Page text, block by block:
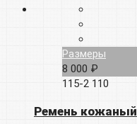
Размеры
8 000 ₽
115-2 110
Ремень кожаный